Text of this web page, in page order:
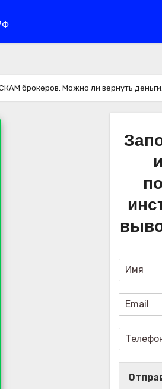
брокеров. Можно ли вернуть